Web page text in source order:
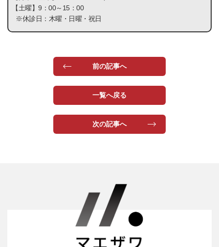
【土曜】9：00～15：00
※休診日：木曜・日曜・祝日
前の記事へ
一覧へ戻る
次の記事へ